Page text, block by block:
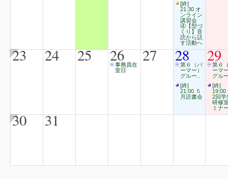
[終]
21:30 オ
ンライン
講習会
④【型づ
くり】音
読から話
す活動へ
23 24 25 26
事務員在
室日
27 28
第６（パ
ーマー）
グルー..
[終]
21:00 ５
月読書会
29
第６
ーマ
グル
[終]
19:00
2回学
研修
ミナ
30 31